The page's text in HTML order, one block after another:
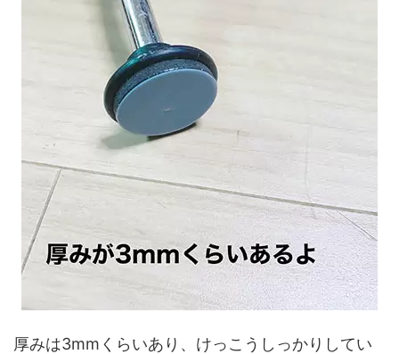
厚みは3mmくらいあり、けっこうしっかりしてい